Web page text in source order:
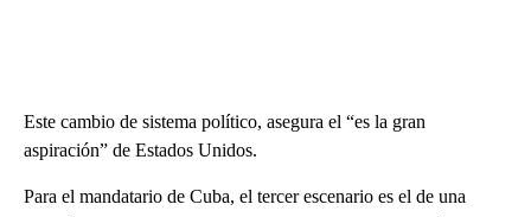
Este cambio de sistema político, asegura el “es la gran
aspiración” de Estados Unidos.
Para el mandatario de Cuba, el tercer escenario es el de una